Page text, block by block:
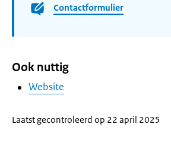
Contactformulier
Ook nuttig
Website
Laatst gecontroleerd op 22 april 2025